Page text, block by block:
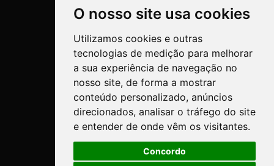
O nosso site usa cookies
Utilizamos cookies e outras
tecnologias de medição para melhorar
a sua experiência de navegação no
nosso site, de forma a mostrar
conteúdo personalizado, anúncios
direcionados, analisar o tráfego do site
e entender de onde vêm os visitantes.
Concordo
Pulverização
Biotechnologia
Industrial
Goizper S.Coop.
Antigua, 4
Spain